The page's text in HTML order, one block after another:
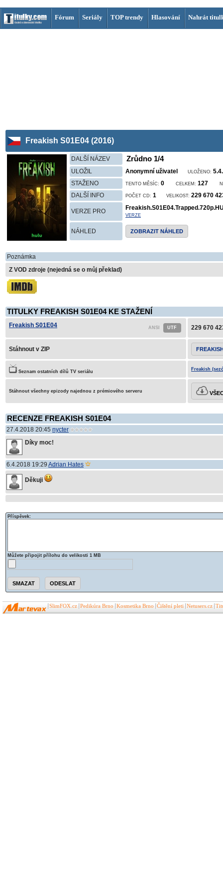
Fórum Seriály TOP trendy Hlasování Nahrát
Freakish S01E04 (2016)
DALŠÍ NÁZEV Zrůdno 1/4
ULOŽIL Anonymní uživatel ULOŽENO:
STAŽENO
TENTO MĚSÍC: 0 CELKEM: 127
DALŠÍ INFO POČET CD: 1 VELIKOST: 229 670
VERZE PRO
VERZE
NÁHLED ZOBRAZIT NÁHLED
Poznámka
Z VOD zdroje (nejedná se o můj překlad)
TITULKY FREAKISH S01E04 KE STAŽENÍ
Freakish S01E04 229 670
Stáhnout v ZIP
Seznam ostatních dílů TV seriálu Freakish
Stáhnout všechny epizody najednou z prémiového serveru
RECENZE FREAKISH S01E04
27.4.2018 20:45 nycter
Díky moc!
6.4.2018 19:29 Adrian Hates
Děkuji
Příspěvek:
Můžete připojit přílohu do velikosti 1 MB
SlimFOX.cz Pedikúra Brno Kosmetika Brno Čištění pleti Netusers.cz